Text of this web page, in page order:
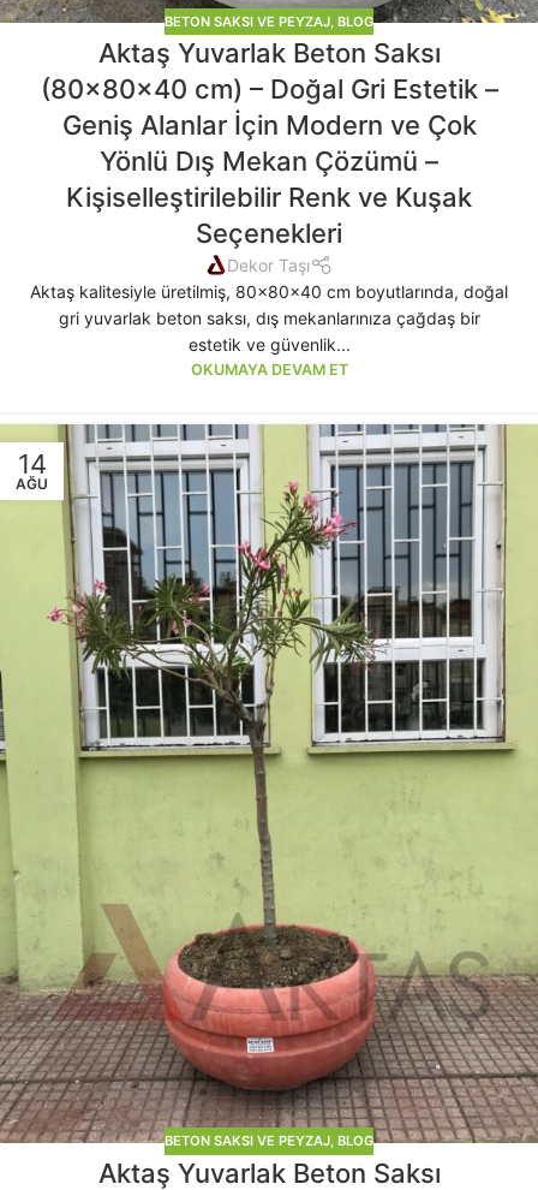
BETON SAKSI VE PEYZAJ, BLOG
Aktaş Yuvarlak Beton Saksı
(80x80x40 cm) – Doğal Gri Estetik –
Geniş Alanlar İçin Modern ve Çok
Yönlü Dış Mekan Çözümü –
Kişiselleştirilebilir Renk ve Kuşak
Seçenekleri
Dekor Taşı
Aktaş kalitesiyle üretilmiş, 80x80x40 cm boyutlarında, doğal
gri yuvarlak beton saksı, dış mekanlarınıza çağdaş bir
estetik ve güvenlik...
OKUMAYA DEVAM ET
14
AĞU
BETON SAKSI VE PEYZAJ, BLOG
Aktaş Yuvarlak Beton Saksı